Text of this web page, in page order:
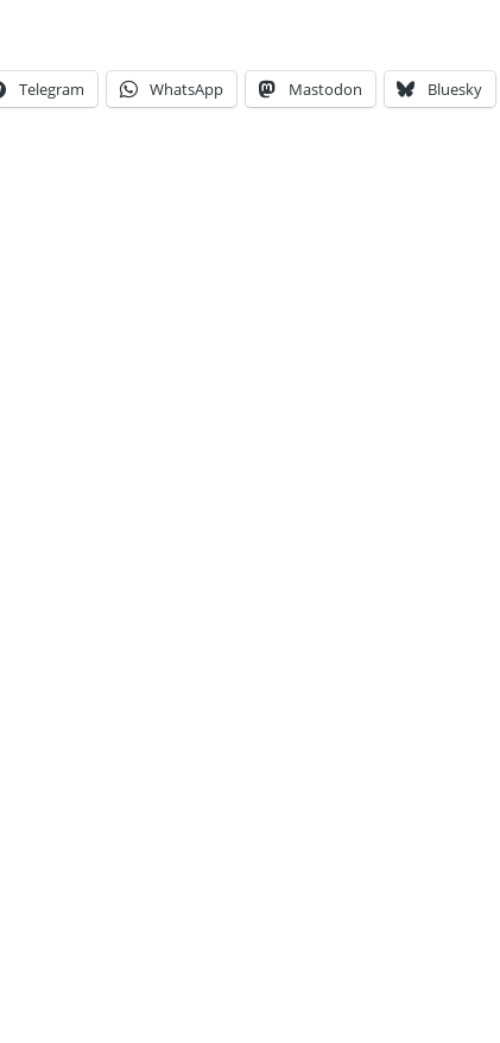
Telegram WhatsApp Mastodon Bluesky